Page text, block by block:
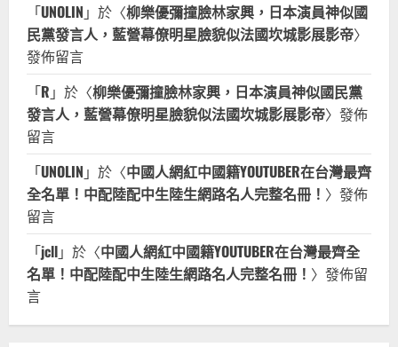
「UNOLIN 」於〈柳樂優彌撞臉林家興，日本演員神似國
民黨發言人，藍營幕僚明星臉貌似法國坎城影展影帝〉
發佈留言
「R 」於〈柳樂優彌撞臉林家興，日本演員神似國民黨
發言人，藍營幕僚明星臉貌似法國坎城影展影帝〉發佈
留言
「UNOLIN 」於〈中國人網紅中國籍YOUTUBER在台灣最齊
全名單！中配陸配中生陸生網路名人完整名冊！ 〉發佈
留言
「jcll」於〈中國人網紅中國籍YOUTUBER在台灣最齊全
名單！中配陸配中生陸生網路名人完整名冊！ 〉發佈留
言